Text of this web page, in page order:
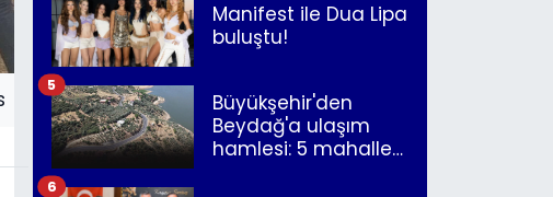
Manifest ile Dua Lipa
buluştu!
Büyükşehir'den
Beydağ'a ulaşım
hamlesi: 5 mahalle
5
6